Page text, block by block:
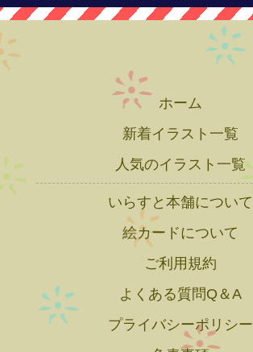
ホーム
新着イラスト一覧
人気のイラスト一覧
いらすと本舗について
絵カードについて
ご利用規約
よくある質問Q＆A
プライバシーポリシー